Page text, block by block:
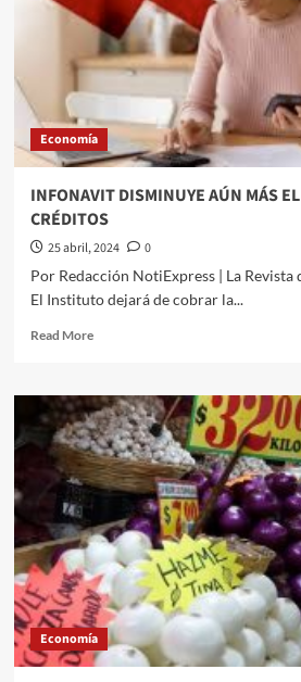
este
lunes
Economía
INFONAVIT DISMINUYE AÚN MÁS
CRÉDITOS
25 abril, 2024
0
Por Redacción NotiExpress | La
El Instituto dejará de cobrar la...
Read MoreRead
INFONAVIT
DISMINUYE
AÚN
MÁS
EL
COSTO
SUS
CRÉDITOS
Economía